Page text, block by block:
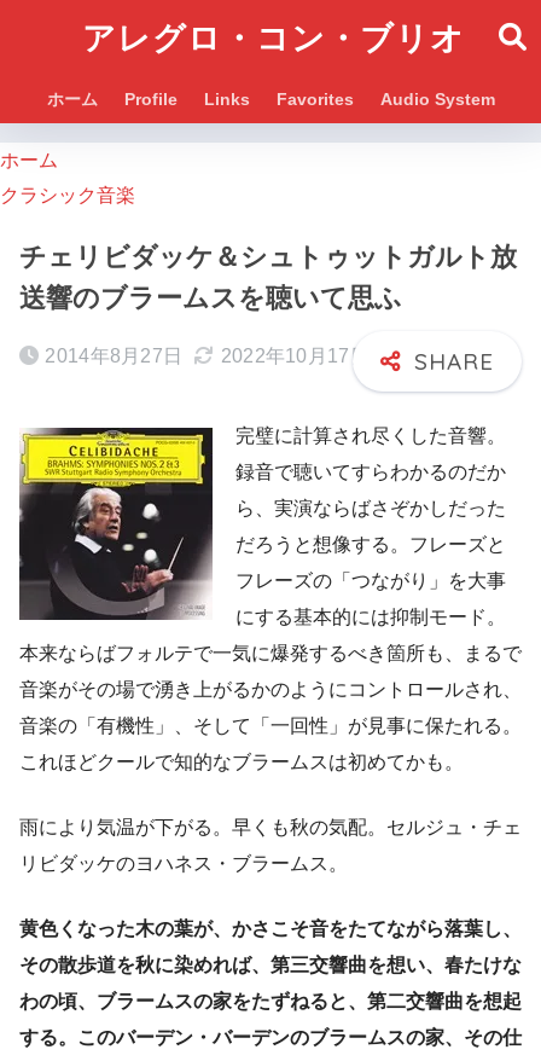
アレグロ・コン・ブリオ
ホーム Profile Links Favorites Audio System
ホーム
クラシック音楽
チェリビダッケ＆シュトゥットガルト放
送響のブラームスを聴いて思ふ
2014年8月27日 2022年10月17日
完璧に計算され尽くした音響。
録音で聴いてすらわかるのだか
ら、実演ならばさぞかしだった
だろうと想像する。フレーズと
フレーズの「つながり」を大事
にする基本的には抑制モード。
本来ならばフォルテで一気に爆発するべき箇所も、まるで
音楽がその場で湧き上がるかのようにコントロールされ、
音楽の「有機性」、そして「一回性」が見事に保たれる。
これほどクールで知的なブラームスは初めてかも。
雨により気温が下がる。早くも秋の気配。セルジュ・チェ
リビダッケのヨハネス・ブラームス。
黄色くなった木の葉が、かさこそ音をたてながら落葉し、
その散歩道を秋に染めれば、第三交響曲を想い、春たけな
わの頃、ブラームスの家をたずねると、第二交響曲を想起
する。このバーデン・バーデンのブラームスの家、その仕